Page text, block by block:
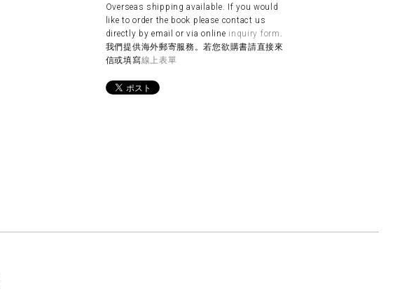
Overseas shipping available. If you would
like to order the book please contact us
directly by email or via online inquiry form .
我們提供海外郵寄服務。若您欲購書請直接來
信或填寫線上表單